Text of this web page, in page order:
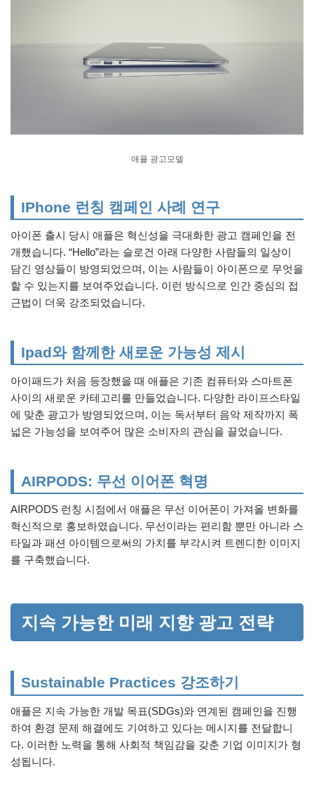
애플 광고모델
IPhone 런칭 캠페인 사례 연구
아이폰 출시 당시 애플은 혁신성을 극대화한 광고 캠페인을 전
개했습니다. “Hello”라는 슬로건 아래 다양한 사람들의 일상이
담긴 영상들이 방영되었으며, 이는 사람들이 아이폰으로 무엇을
할 수 있는지를 보여주었습니다. 이런 방식으로 인간 중심의 접
근법이 더욱 강조되었습니다.
Ipad와 함께한 새로운 가능성 제시
아이패드가 처음 등장했을 때 애플은 기존 컴퓨터와 스마트폰
사이의 새로운 카테고리를 만들었습니다. 다양한 라이프스타일
에 맞춘 광고가 방영되었으며, 이는 독서부터 음악 제작까지 폭
넓은 가능성을 보여주어 많은 소비자의 관심을 끌었습니다.
AIRPODS: 무선 이어폰 혁명
AIRPODS 런칭 시점에서 애플은 무선 이어폰이 가져올 변화를
혁신적으로 홍보하였습니다. 무선이라는 편리함 뿐만 아니라 스
타일과 패션 아이템으로써의 가치를 부각시켜 트렌디한 이미지
를 구축했습니다.
지속 가능한 미래 지향 광고 전략
Sustainable Practices 강조하기
애플은 지속 가능한 개발 목표(SDGs)와 연계된 캠페인을 진행
하여 환경 문제 해결에도 기여하고 있다는 메시지를 전달합니
다. 이러한 노력을 통해 사회적 책임감을 갖춘 기업 이미지가 형
성됩니다.